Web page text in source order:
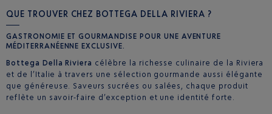
QUE TROUVER CHEZ BOTTEGA DELLA RIVIERA ?
GASTRONOMIE ETGOURMANDISE POUR UNE AVENTURE
MÉDITERRANÉENNEEXCLUSIVE.
Bottega Della Riviera célèbre la richesse culinaire de la Riviera
et de l’Italie à travers une sélection gourmande aussi élégante
que généreuse. Saveurs sucrées ou salées, chaque produit
reflète un savoir‑faire d’exception et une identité forte.